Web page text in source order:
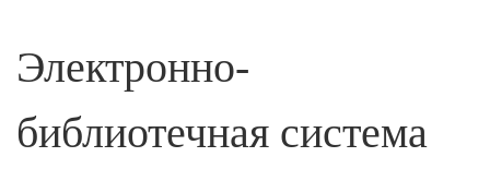
Электронно-
библиотечная система